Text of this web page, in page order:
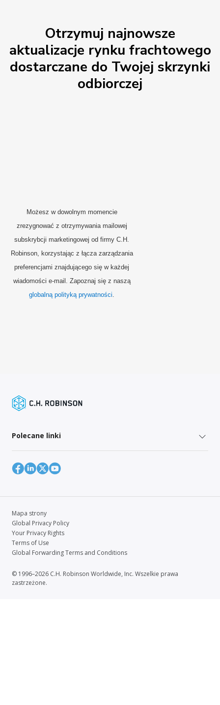
Otrzymuj najnowsze
aktualizacje rynku frachtowego
dostarczane do Twojej skrzynki
odbiorczej
Możesz w dowolnym momencie
zrezygnować z otrzymywania mailowej
subskrybcji marketingowej od firmy C.H.
Robinson, korzystając z łącza zarządzania
preferencjami znajdującego się w każdej
wiadomości e-mail. Zapoznaj się z naszą
globalną polityką prywatności.
Polecane linki
Mapa strony
Global Privacy Policy
Your Privacy Rights
Terms of Use
Global Forwarding Terms and Conditions
© 1996–2026 C.H. Robinson Worldwide, Inc. Wszelkie prawa
zastrzeżone.